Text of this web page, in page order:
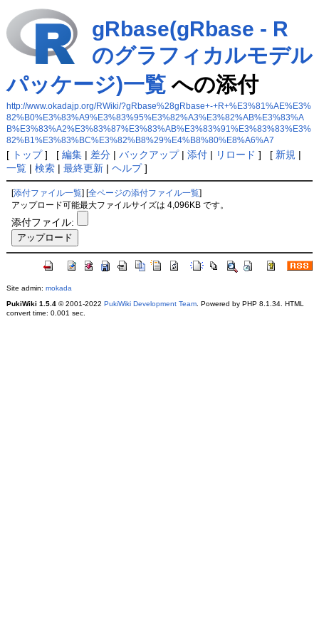
gRbase(gRbase - R
のグラフィカルモデル
パッケージ)一覧への添付
http://www.okadajp.org/RWiki/?gRbase%28gRbase+-+R+%E3%81%AE%E3%
82%B0%E3%83%A9%E3%83%95%E3%82%A3%E3%82%AB%E3%83%A
B%E3%83%A2%E3%83%87%E3%83%AB%E3%83%91%E3%83%83%E3%
82%B1%E3%83%BC%E3%82%B8%29%E4%B8%80%E8%A6%A7
[ トップ] [ 編集| 差分| バックアップ| 添付| リロード ] [ 新規 |
一覧| 検索| 最終更新| ヘルプ]
[添付ファイル一覧 ] [全ページの添付ファイル一覧
アップロード可能最大ファイルサイズは 4,096KB です。
添付ファイル:
Site admin: mokada
PukiWiki 1.5.4© 2001-2022 PukiWiki Development Team. Powered by PHP 8.1.34. HTML
convert time: 0.001 sec.